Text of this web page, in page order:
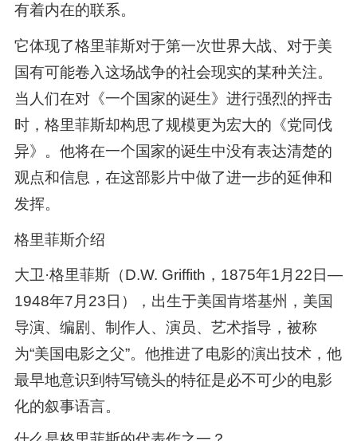
有着内在的联系。
它体现了格里菲斯对于第一次世界大战、对于美
国有可能卷入这场战争的社会现实的某种关注。
当人们在对《一个国家的诞生》进行强烈的抨击
时，格里菲斯却构思了规模更为宏大的《党同伐
异》。他将在一个国家的诞生中没有表达清楚的
观点和信息，在这部影片中做了进一步的延伸和
发挥。
格里菲斯介绍
大卫·格里菲斯（D.W. Griffith，1875年1月22日—
1948年7月23日），出生于美国肯塔基州，美国
导演、编剧、制作人、演员、艺术指导，被称
为“美国电影之父”。他推进了电影的演出技术，他
最早地意识到特写镜头的特征是必不可少的电影
化的叙事语言。